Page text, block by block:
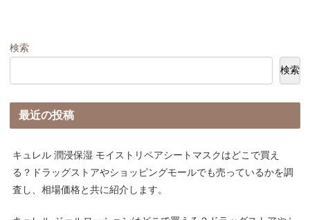
検索
検索
最近の投稿
キュレル 潤浸保湿 モイストリペアシートマスクはどこで買え
る？ドラッグストアやショッピングモールでも売っているかを調
査し、相場価格と共に紹介します。